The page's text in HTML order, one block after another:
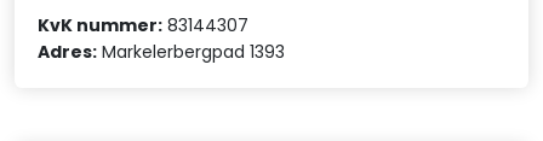
KvK nummer: 83144307
Adres: Markelerbergpad 1393